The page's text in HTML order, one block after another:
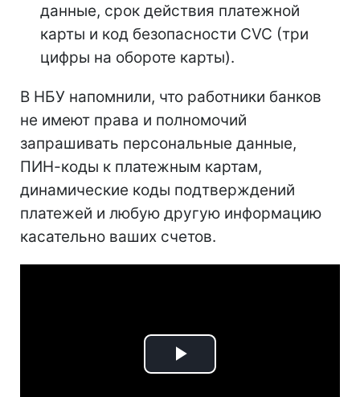
данные, срок действия платежной
карты и код безопасности CVC (три
цифры на обороте карты).
В НБУ напомнили, что работники банков
не имеют права и полномочий
запрашивать персональные данные,
ПИН-коды к платежным картам,
динамические коды подтверждений
платежей и любую другую информацию
касательно ваших счетов.
Play